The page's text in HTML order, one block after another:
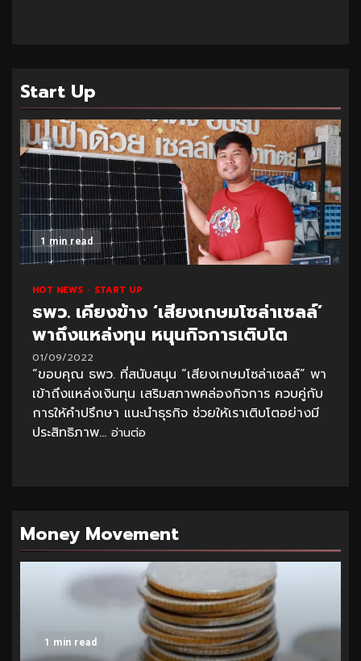
Start Up
1 min read
HOT NEWS START UP
ธพว. เคียงข้าง ‘เสียงเกษมโซล่าเซลล์’
พาถึงแหล่งทุน หนุนกิจการเติบโต
01/09/2022
“ขอบคุณ ธพว. ที่สนับสนุน “เสียงเกษมโซล่าเซลล์” พา
เข้าถึงแหล่งเงินทุน เสริมสภาพคล่องกิจการ ควบคู่กับ
การให้คำปรึกษา แนะนำธุรกิจ ช่วยให้เราเติบโตอย่างมี
ประสิทธิภาพ... อ่านต่อ
Money Movement
1 min read